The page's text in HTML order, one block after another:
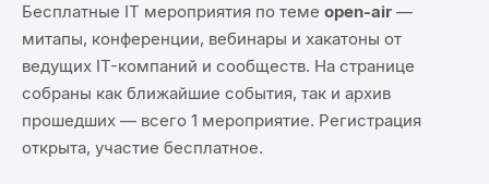
Бесплатные IT мероприятия по теме open-air —
митапы, конференции, вебинары и хакатоны от
ведущих IT-компаний и сообществ. На странице
собраны как ближайшие события, так и архив
прошедших — всего 1 мероприятие. Регистрация
открыта, участие бесплатное.